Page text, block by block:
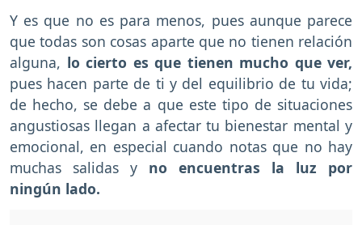
Y es que no es para menos, pues aunque parece
que todas son cosas aparte que no tienen relación
alguna, lo cierto es que tienen mucho que ver,
pues hacen parte de ti y del equilibrio de tu vida;
de hecho, se debe a que este tipo de situaciones
angustiosas llegan a afectar tu bienestar mental y
emocional, en especial cuando notas que no hay
muchas salidas y no encuentras la luz por
ningún lado.